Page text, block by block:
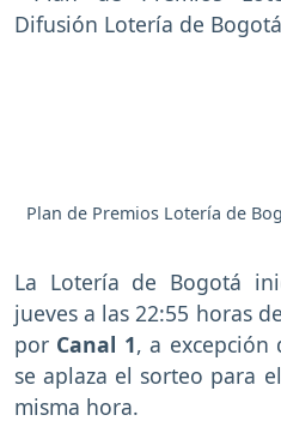
Plan de Premios Lotería de
La Lotería de Bogotá
jueves a las 22:55 horas
por Canal 1, a excepción
se aplaza el sorteo para
misma hora.